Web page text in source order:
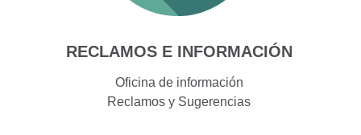
RECLAMOS E INFORMACIÓN
Oficina de información
Reclamos y Sugerencias